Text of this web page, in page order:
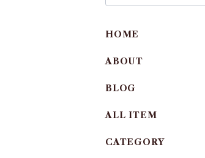
HOME
ABOUT
BLOG
ALL ITEM
CATEGORY